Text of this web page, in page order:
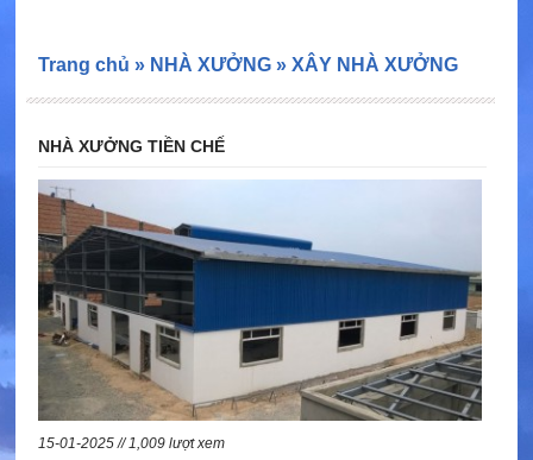
NHÀ XƯỞNG TIỀN CHẾ
15-01-2025 // 1,009 lượt xem
Trang chủ » NHÀ XƯỞNG » XÂY NHÀ XƯỞNG